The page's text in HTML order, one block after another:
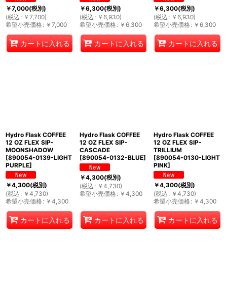
￥7,000(税別)
(税込 : ￥ 7,700)
希望小売価格: ￥ 7,000
カートに入れる
￥6,300(税別)
(税込 : ￥ 6,930)
希望小売価格: ￥ 6,300
カートに入れる
￥6,300(税別)
(税込 : ￥ 6,930)
希望小売価格: ￥ 6,300
カートに入れる
Hydro Flask COFFEE
12 OZ FLEX SIP-
MOONSHADOW
[890054-0139-LIGHT
PURPLE]
￥4,300(税別)
(税込 : ￥ 4,730)
希望小売価格: ￥ 4,300
カートに入れる
Hydro Flask COFFEE
12 OZ FLEX SIP-
CASCADE
[890054-0132-BLUE]
￥4,300(税別)
(税込 : ￥ 4,730)
希望小売価格: ￥ 4,300
カートに入れる
Hydro Flask COFFEE
12 OZ FLEX SIP-
TRILLIUM
[890054-0130-LIGHT
PINK]
￥4,300(税別)
(税込 : ￥ 4,730)
希望小売価格: ￥ 4,300
カートに入れる